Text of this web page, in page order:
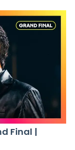
Final |